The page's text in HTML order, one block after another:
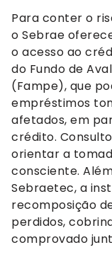
Para conter o
o Sebrae
o acesso ao
do Fundo de
(Fampe), que
empréstimos
afetados, em
crédito.
orientar a
consciente.
Sebraetec, a
recomposição
perdidos,
comprovado